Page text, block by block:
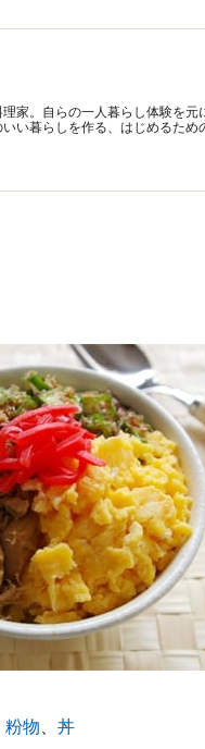
家。自らの一人暮らし体験を
い暮らしを作る、はじめるため
粉物 丼